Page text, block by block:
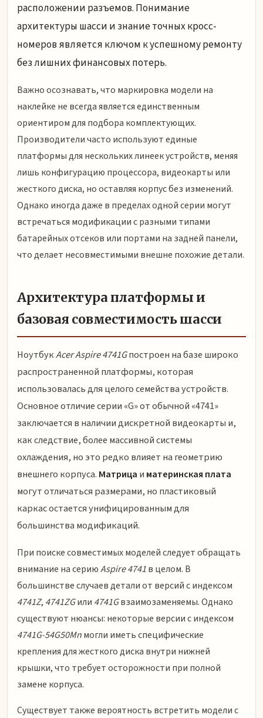
расположении разъемов. Понимание
архитектуры шасси и знание точных кросс-
номеров является ключом к успешному ремонту
без лишних финансовых потерь.
Важно осознавать, что маркировка модели на
наклейке не всегда является единственным
ориентиром для подбора комплектующих.
Производители часто используют единые
платформы для нескольких линеек устройств, меняя
лишь конфигурацию процессора, видеокарты или
жесткого диска, но оставляя корпус без изменений.
Однако иногда даже в пределах одной серии могут
встречаться модификации с разными типами
батарейных отсеков или портами на задней панели,
что делает несовместимыми внешне похожие детали.
Архитектура платформы и
базовая совместимость шасси
НоутбукAcer Aspire 4741Gпостроен на базе широко
распространенной платформы, которая
использовалась для целого семейства устройств.
Основное отличие серии «G» от обычной «4741»
заключается в наличии дискретной видеокарты и,
как следствие, более массивной системы
охлаждения, но это редко влияет на геометрию
внешнего корпуса. Матрица и материнская плата
могут отличаться размерами, но пластиковый
каркас остается унифицированным для
большинства модификаций.
При поиске совместимых моделей следует обращать
внимание на сериюAspire 4741в целом. В
большинстве случаев детали от версий с индексом
4741Z, 4741ZGили 4741Gвзаимозаменяемы. Однако
существуют нюансы: некоторые версии с индексом
4741G-54G50Mnмогли иметь специфические
крепления для жесткого диска внутри нижней
крышки, что требует осторожности при полной
замене корпуса.
Существует также вероятность встретить модели с